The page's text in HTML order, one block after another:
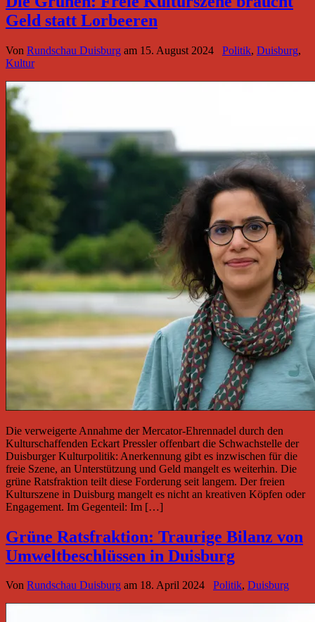
Geld statt Lorbeeren
Von Rundschau Duisburg am 15. August 2024 Politik, Duisburg,
Kultur
Die verweigerte Annahme der Mercator-Ehrennadel durch den
Kulturschaffenden Eckart Pressler offenbart die Schwachstelle der
Duisburger Kulturpolitik: Anerkennung gibt es inzwischen für die
freie Szene, an Unterstützung und Geld mangelt es weiterhin. Die
grüne Ratsfraktion teilt diese Forderung seit langem. Der freien
Kulturszene in Duisburg mangelt es nicht an kreativen Köpfen oder
Engagement. Im Gegenteil: Im […]
Grüne Ratsfraktion: Traurige Bilanz von
Umweltbeschlüssen in Duisburg
Von Rundschau Duisburg am 18. April 2024 Politik, Duisburg